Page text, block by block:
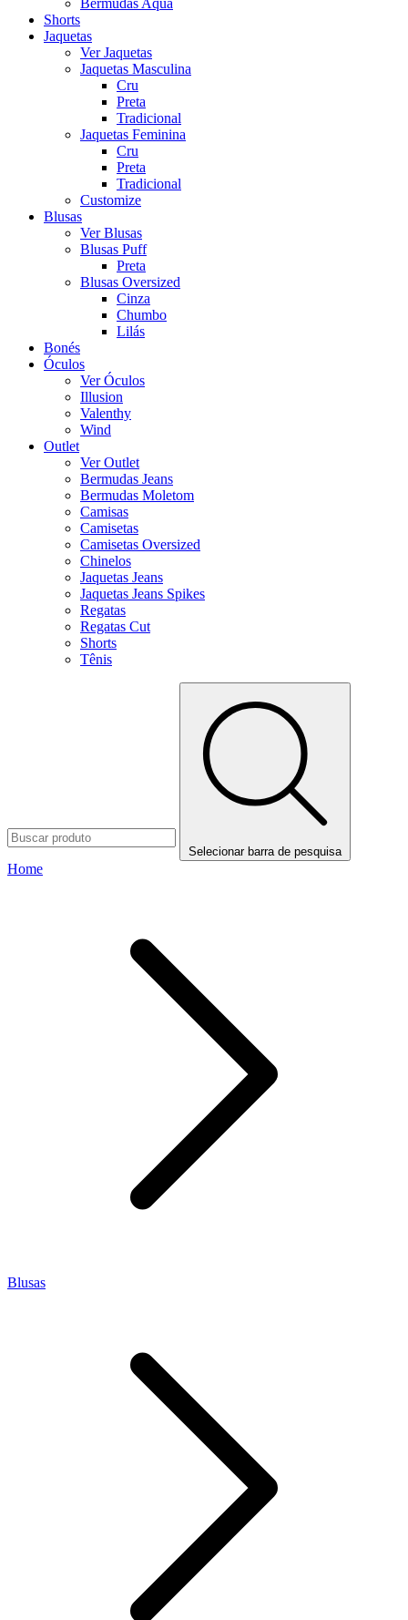
Bermudas Aqua
Shorts
Jaquetas
Ver Jaquetas
Jaquetas Masculina
Cru
Preta
Tradicional
Jaquetas Feminina
Cru
Preta
Tradicional
Customize
Blusas
Ver Blusas
Blusas Puff
Preta
Blusas Oversized
Cinza
Chumbo
Lilás
Bonés
Óculos
Ver Óculos
Illusion
Valenthy
Wind
Outlet
Ver Outlet
Bermudas Jeans
Bermudas Moletom
Camisas
Camisetas
Camisetas Oversized
Chinelos
Jaquetas Jeans
Jaquetas Jeans Spikes
Regatas
Regatas Cut
Shorts
Tênis
Selecionar barra de pesquisa
Home
Blusas